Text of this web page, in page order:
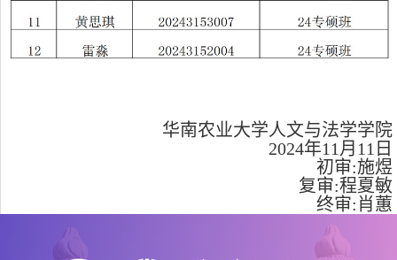
华南农业大学人文与法学学院
2024年11 月 11 日
初审:施煜
复审:程夏敏
终审:肖蕙